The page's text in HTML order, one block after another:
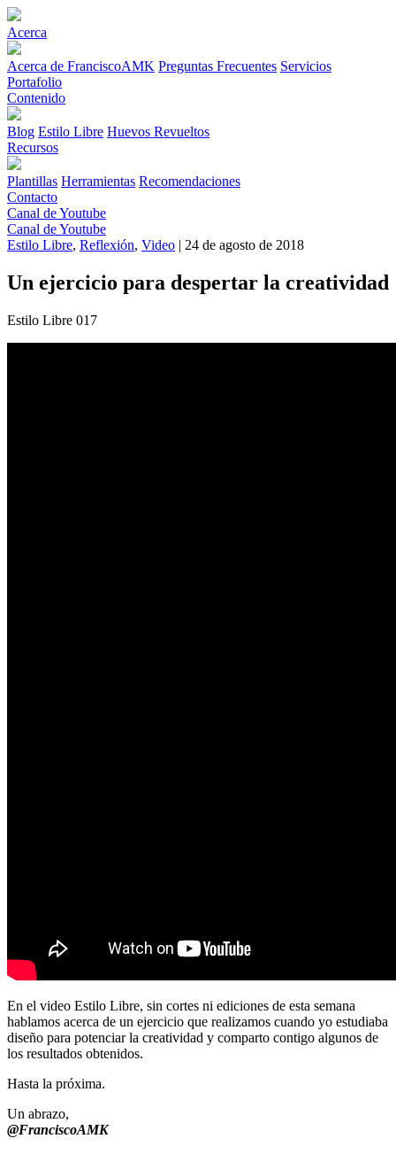
Acerca
Acerca de FranciscoAMK Preguntas Frecuentes Servicios
Portafolio
Contenido
Blog Estilo Libre Huevos Revueltos
Recursos
Plantillas Herramientas Recomendaciones
Contacto
Canal de Youtube
Canal de Youtube
Estilo Libre, Reflexión, Video | 24 de agosto de 2018
Un ejercicio para despertar la creatividad
Estilo Libre 017
En el video Estilo Libre, sin cortes ni ediciones de esta semana
hablamos acerca de un ejercicio que realizamos cuando yo estudiaba
diseño para potenciar la creatividad y comparto contigo algunos de
los resultados obtenidos.
Hasta la próxima.
Un abrazo,
@FranciscoAMK